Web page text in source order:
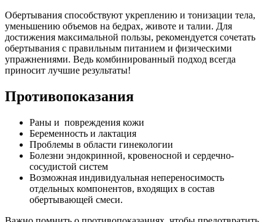
Обертывания способствуют укреплению и тонизации тела,
уменьшению объемов на бедрах, животе и талии. Для
достижения максимальной пользы, рекомендуется сочетать
обертывания с правильным питанием и физическими
упражнениями. Ведь комбинированный подход всегда
приносит лучшие результаты!
Противопоказания
Раны и повреждения кожи
Беременность и лактация
Проблемы в области гинекологии
Болезни эндокринной, кровеносной и сердечно-
сосудистой систем
Возможная индивидуальная непереносимость
отдельных компонентов, входящих в состав
обертывающей смеси.